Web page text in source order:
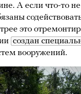
А если что-то не
это
создан
вооружений.